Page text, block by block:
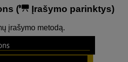
( Įrašymo parinktys)
įrašymo metodą.